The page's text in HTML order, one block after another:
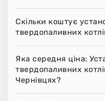
Скільки коштує
твердопаливних
Яка середня ціна:
твердопаливних
Чернівцях?